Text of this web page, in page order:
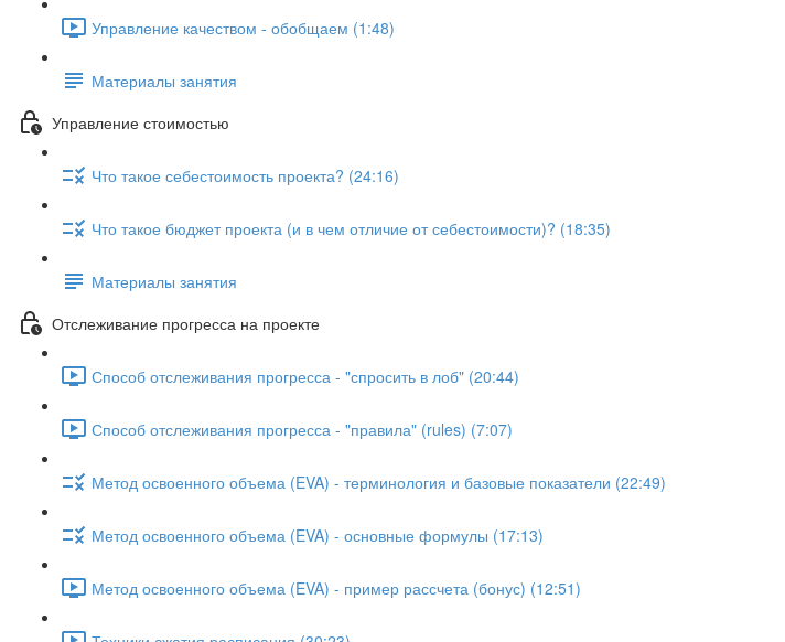
Управление качеством - обобщаем (1:48)
Материалы занятия
Управление стоимостью
Что такое себестоимость проекта? (24:16)
Что такое бюджет проекта (и в чем отличие от себестоимости)? (18:35)
Материалы занятия
Отслеживание прогресса на проекте
Способ отслеживания прогресса - "спросить в лоб" (20:44)
Способ отслеживания прогресса - "правила" (rules) (7:07)
Метод освоенного объема (EVA) - терминология и базовые показатели (22:49)
Метод освоенного объема (EVA) - основные формулы (17:13)
Метод освоенного объема (EVA) - пример рассчета (бонус) (12:51)